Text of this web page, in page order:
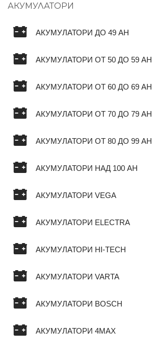
АКУМУЛАТОРИ
АКУМУЛАТОРИ ДО 49 AH
АКУМУЛАТОРИ ОТ 50 ДО 59 AH
АКУМУЛАТОРИ ОТ 60 ДО 69 AH
АКУМУЛАТОРИ ОТ 70 ДО 79 AH
АКУМУЛАТОРИ ОТ 80 ДО 99 AH
АКУМУЛАТОРИ НАД 100 AH
АКУМУЛАТОРИ VEGA
АКУМУЛАТОРИ ELECTRA
АКУМУЛАТОРИ HI-TECH
АКУМУЛАТОРИ VARTA
АКУМУЛАТОРИ BOSCH
АКУМУЛАТОРИ 4MAX